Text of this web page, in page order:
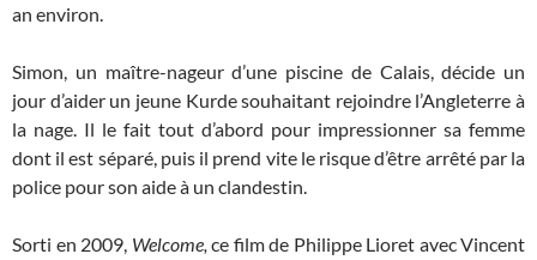
an environ.
Simon, un maître-nageur d’une piscine de Calais, décide un
jour d’aider un jeune Kurde souhaitant rejoindre l’Angleterre à
la nage. Il le fait tout d’abord pour impressionner sa femme
dont il est séparé, puis il prend vite le risque d’être arrêté par la
police pour son aide à un clandestin.
Sorti en 2009, Welcome, ce film de Philippe Lioret avec Vincent